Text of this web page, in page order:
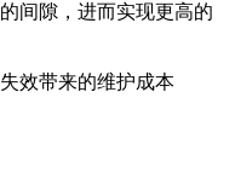
间隙，进而实现更高的
效带来的维护成本